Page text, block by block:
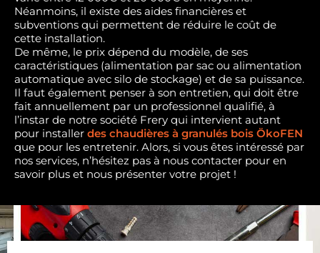
Néanmoins, il existe des aides financières et
subventions qui permettent de réduire le coût de
cette installation.
De même, le prix dépend du modèle, de ses
caractéristiques (alimentation par sac ou alimentation
automatique avec silo de stockage) et de sa puissance.
Il faut également penser à son entretien, qui doit être
fait annuellement par un professionnel qualifié, à
l’instar de notre société Frery qui intervient autant
pour installer des chaudières à granulés bois ÖkoFEN
que pour les entretenir. Alors, si vous êtes intéressé par
nos services, n’hésitez pas à nous contacter pour en
savoir plus et nous présenter votre projet !